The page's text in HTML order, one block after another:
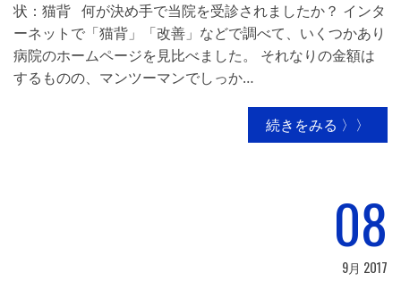
状：猫背 何が決め手で当院を受診されましたか？ インタ
ーネットで「猫背」「改善」などで調べて、いくつかあり
病院のホームページを見比べました。 それなりの金額は
するものの、マンツーマンでしっか…
続きをみる 〉〉
08
9月 2017